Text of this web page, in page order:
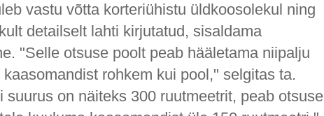
vastu võtta korteriühistu üldkoosolekul ning
detailselt lahti kirjutatud, sisaldama
"Selle otsuse poolt peab hääletama niipalju
rohkem kui pool," selgitas ta.
suurus on näiteks 300 ruutmeetrit, peab otsuse